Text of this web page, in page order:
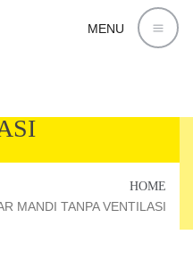
MENU
HOME
MANDI TANPA VENTILASI